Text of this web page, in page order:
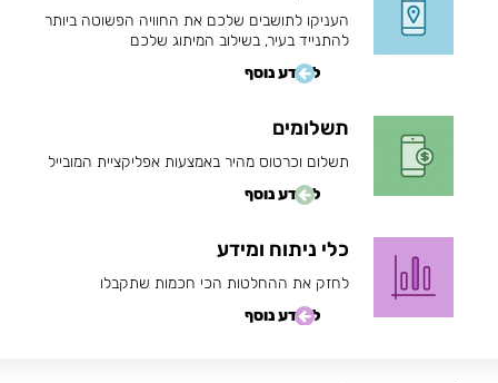
העניקו לתושבים שלכם את החוויה הפשוטה ביותר
להתנייד בעיר, בשילוב המיתוג שלכם
למידע נוסף
תשלומים
תשלום וכרטוס מהיר באמצעות אפליקציית המובייל
למידע נוסף
כלי ניתוח ומידע
לחזק את ההחלטות הכי חכמות שתקבלו
למידע נוסף